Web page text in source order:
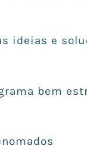
ideias e
bem